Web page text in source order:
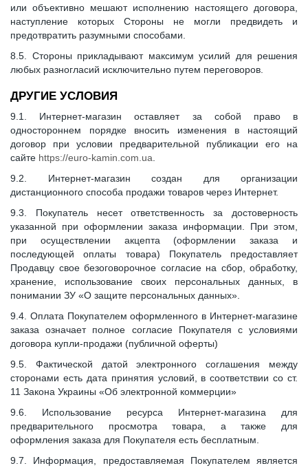
или объективно мешают исполнению настоящего договора,
наступление которых Стороны не могли предвидеть и
предотвратить разумными способами.
8.5. Стороны прикладывают максимум усилий для решения
любых разногласий исключительно путем переговоров.
ДРУГИЕ УСЛОВИЯ
9.1. Интернет-магазин оставляет за собой право в
одностороннем порядке вносить изменения в настоящий
договор при условии предварительной публикации его на
сайте https://euro-kamin.com.ua
9.2. Интернет-магазин создан для организации
дистанционного способа продажи товаров через Интернет.
9.3. Покупатель несет ответственность за достоверность
указанной при оформлении заказа информации. При этом,
при осуществлении акцепта (оформлении заказа и
последующей оплаты товара) Покупатель предоставляет
Продавцу свое безоговорочное согласие на сбор, обработку,
хранение, использование своих персональных данных, в
понимании ЗУ «О защите персональных данных».
9.4. Оплата Покупателем оформленного в Интернет-магазине
заказа означает полное согласие Покупателя с условиями
договора купли-продажи (публичной оферты)
9.5. Фактической датой электронного соглашения между
сторонами есть дата принятия условий, в соответствии со ст.
11 Закона Украины «Об электронной коммерции»
9.6. Использование ресурса Интернет-магазина для
предварительного просмотра товара, а также для
оформления заказа для Покупателя есть бесплатным.
9.7. Информация, предоставляемая Покупателем является